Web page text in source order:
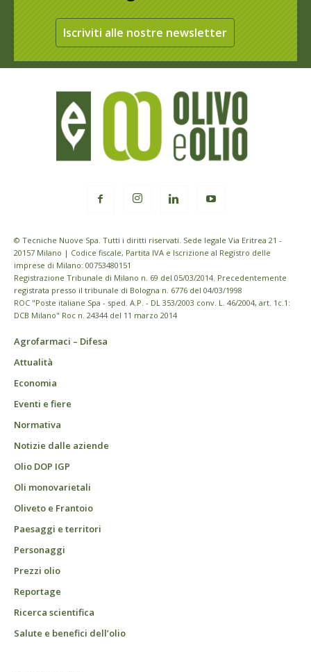
Iscriviti alle nostre newsletter
© Tecniche Nuove Spa. Tutti i diritti riservati. Sede legale Via Eritrea 21 -
20157 Milano | Codice fiscale, Partita IVA e Iscrizione al Registro delle
imprese di Milano: 00753480151
Registrazione Tribunale di Milano n. 69 del 05/03/2014. Precedentemente
registrata presso il tribunale di Bologna n. 6776 del 04/03/1998
ROC "Poste italiane Spa - sped. A.P. - DL 353/2003 conv. L. 46/2004, art. 1c.1:
DCB Milano" Roc n. 24344 del 11 marzo 2014
Agrofarmaci – Difesa
Attualità
Economia
Eventi e fiere
Normativa
Notizie dalle aziende
Olio DOP IGP
Oli monovarietali
Oliveto e Frantoio
Paesaggi e territori
Personaggi
Prezzi olio
Reportage
Ricerca scientifica
Salute e benefici dell’olio